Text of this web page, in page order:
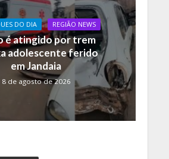
DO DIA REGIÃO NEWS
é atingido por trem
adolescente ferido
em Jandaia
8 de agosto de 2026